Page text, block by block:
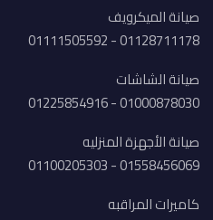
صيانة الميكرويف
01128711178 - 01111505592
صيانة الشاشات
01000878030 - 01225854916
صيانة الأجهزة المنزليه
01558456069 - 01100205303
كاميرات المراقبه